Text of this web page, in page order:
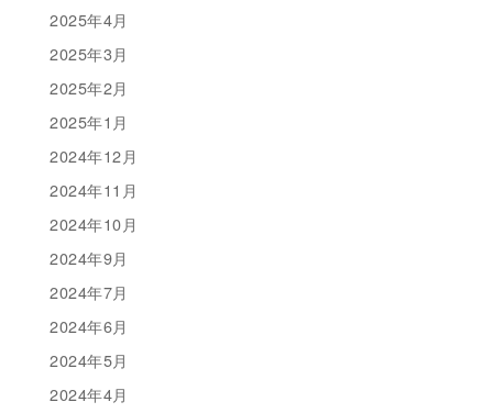
2025年4月
2025年3月
2025年2月
2025年1月
2024年12月
2024年11月
2024年10月
2024年9月
2024年7月
2024年6月
2024年5月
2024年4月